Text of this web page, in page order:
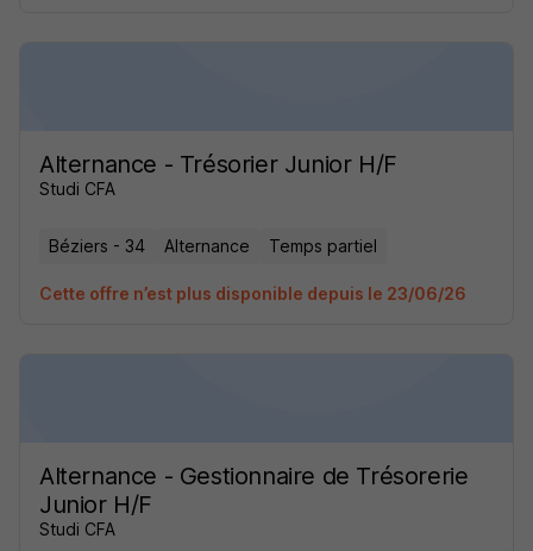
Alternance - Trésorier Junior H/F
Studi CFA
Béziers - 34 Alternance Temps partiel
Cette offre n’est plus disponible depuis le 23/06/26
Alternance - Gestionnaire de Trésorerie
Junior H/F
Studi CFA